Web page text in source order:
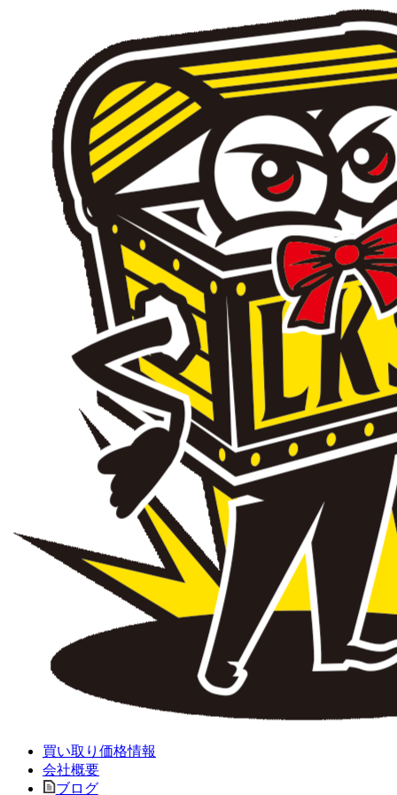
買い取り価格情報
会社概要
ブログ